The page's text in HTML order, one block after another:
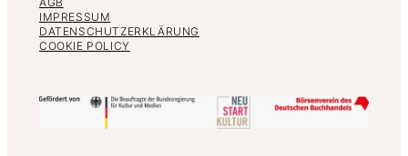
IMPRESSUM
DATENSCHUTZERKLÄRUNG
COOKIE POLICY